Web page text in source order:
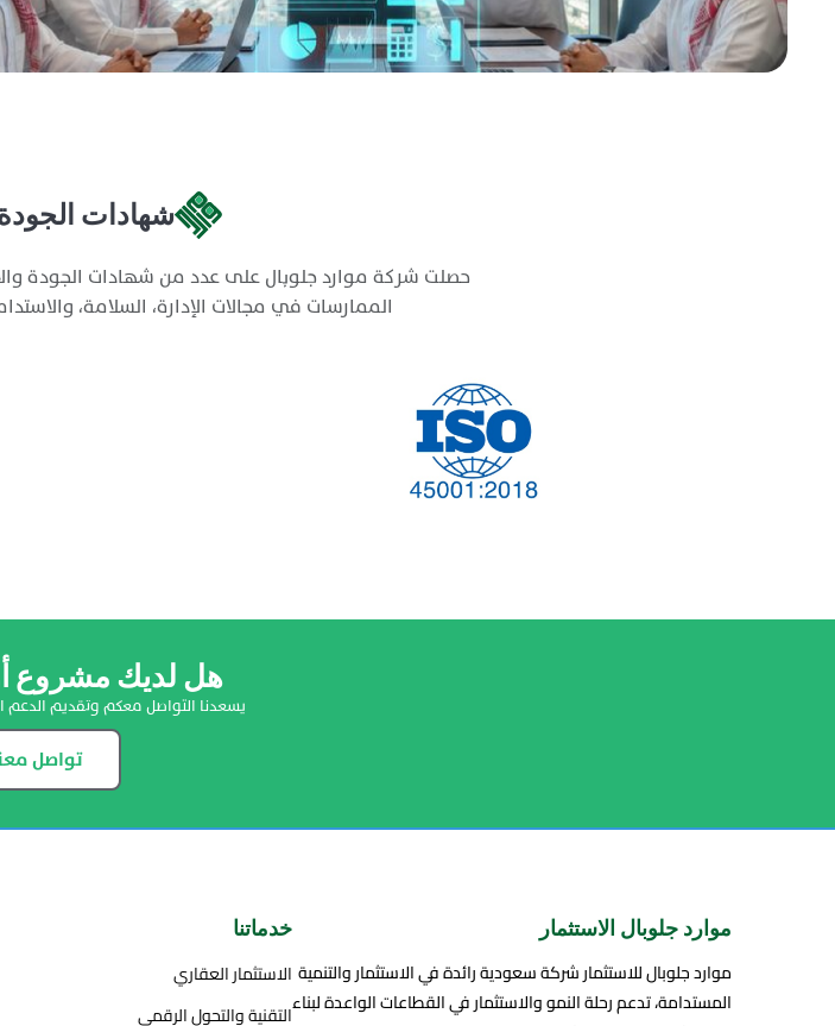
شهادات
حصلت شركة موارد جلوبال على عدد من شهادات الجودة
الممارسات في مجالات الإدارة، السلامة،
هل لديك مشروع
يسعدنا التواصل معكم وتقديم الدعم
تواصل
موارد جلوبال الاستثمار
موارد جلوبال للاستثمار شركة سعودية رائدة في الاستثمار والتنمية
المستدامة، تدعم رحلة النمو والاستثمار في القطاعات الواعدة لبناء
خدماتنا
الاستثمار العقاري
التقنية والتحول الرقمي